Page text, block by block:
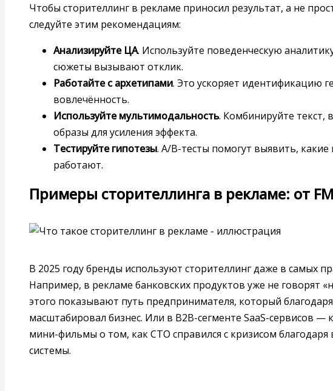
Чтобы сторителлинг в рекламе приносил результат, а не
следуйте этим рекомендациям:
Анализируйте ЦА. Используйте поведенческую
сюжеты вызывают отклик.
Работайте с архетипами. Это ускоряет идентификацию
вовлечённость.
Используйте мультимодальность. Комбинируйте текст,
образы для усиления эффекта.
Тестируйте гипотезы. A/B-тесты помогут выявить,
работают.
Примеры сторителлинга в рекламе: от
В 2025 году бренды используют сторителлинг даже в самых
Например, в рекламе банковских продуктов уже не говорят
этого показывают путь предпринимателя, который
масштабировал бизнес. Или в B2B-сегменте SaaS-сервисов
мини-фильмы о том, как CTO справился с кризисом
системы.